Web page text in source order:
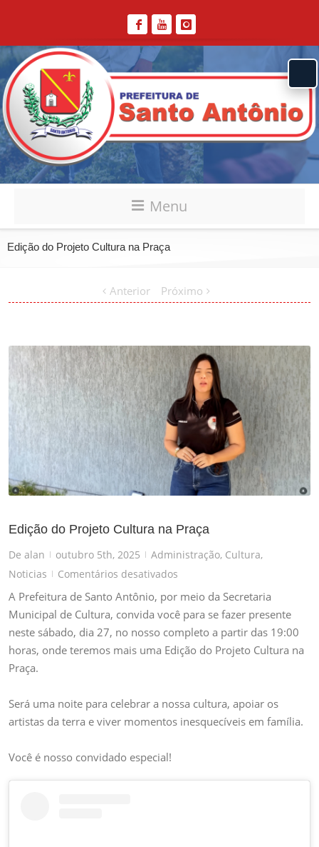
Menu
Edição do Projeto Cultura na Praça
Anterior Próximo
Edição do Projeto Cultura na Praça
De alan | outubro 5th, 2025 | Administração, Cultura,
Noticias
| Comentários desativados
Edição
do
Projeto
Cultura
A Prefeitura de Santo Antônio, por meio da Secretaria
Municipal de Cultura, convida você para se fazer presente
neste sábado, dia 27, no nosso completo a partir das 19:00
horas, onde teremos mais uma Edição do Projeto Cultura na
Praça.
Será uma noite para celebrar a nossa cultura, apoiar os
artistas da terra e viver momentos inesquecíveis em família.
Você é nosso convidado especial!